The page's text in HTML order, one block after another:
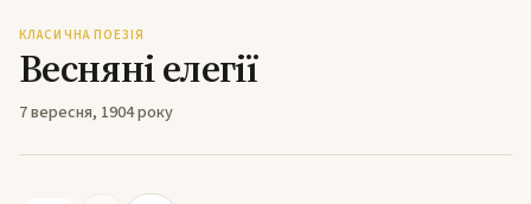
КЛАСИЧНА ПОЕЗІЯ
Весняні елегії
7 вересня, 1904 року